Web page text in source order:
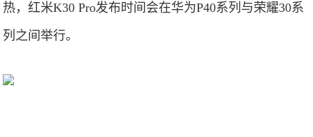
热，红米K30 Pro发布时间会在华为P40系列与荣耀30系
列之间举行。